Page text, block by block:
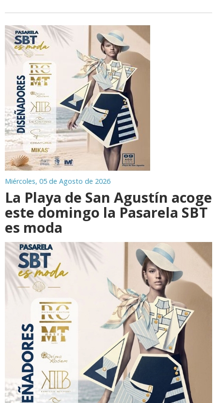
Miércoles, 05 de Agosto de 2026
La Playa de San Agustín acoge
este domingo la Pasarela SBT
es moda